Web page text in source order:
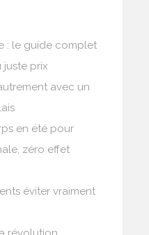
: le guide complet
prix
avec un
en été pour
zéro effet
éviter vraiment